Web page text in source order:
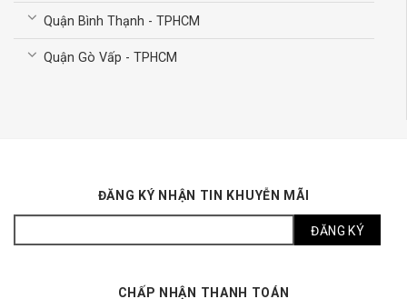
Quận Bình Thạnh - TPHCM
Quận Gò Vấp - TPHCM
ĐĂNG KÝ NHẬN TIN KHUYỄN MÃI
CHẤP NHẬN THANH TOÁN